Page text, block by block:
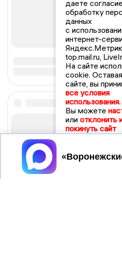
даете
обработку
данных
с
интернет-
top.mail.ru,
На сайте
cookie.
сайте, вы
все условия
использования.
Вы можете
или отклонить
покинуть сайт
Принять